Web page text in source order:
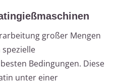
großer Mengen
Bedingungen. Diese
unter einer